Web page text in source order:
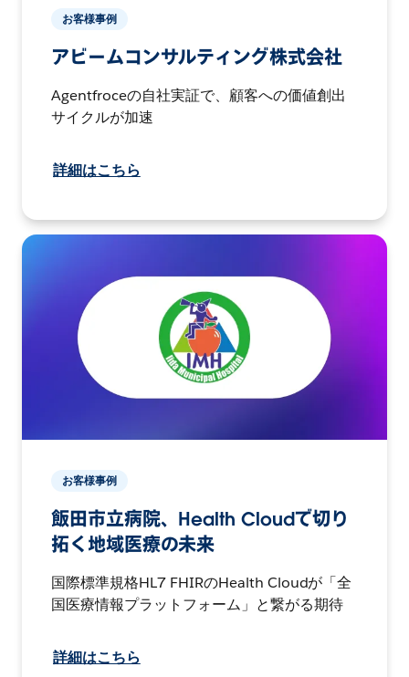
お客様事例
アビームコンサルティング株式会社
Agentfroceの自社実証で、顧客への価値創出
サイクルが加速
詳細はこちら
お客様事例
飯田市立病院、Health Cloudで切り
拓く地域医療の未来
国際標準規格HL7 FHIRのHealth Cloudが「全
国医療情報プラットフォーム」と繋がる期待
詳細はこちら